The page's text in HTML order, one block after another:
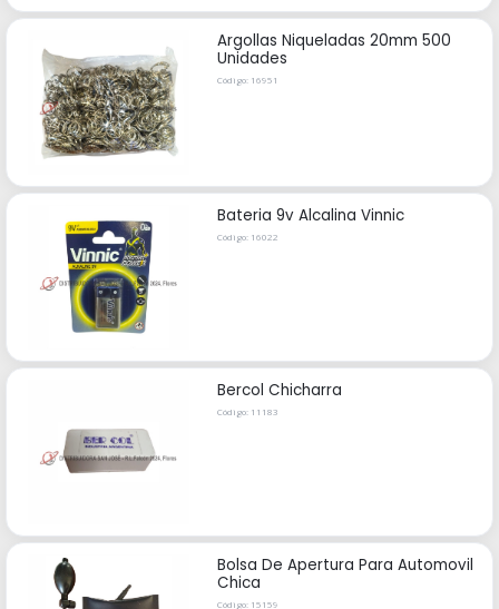
Argollas Niqueladas 20mm 500
Unidades
Código: 16951
Bateria 9v Alcalina Vinnic
Código: 16022
Bercol Chicharra
Código: 11183
Bolsa De Apertura Para Automovil
Chica
Código: 15159